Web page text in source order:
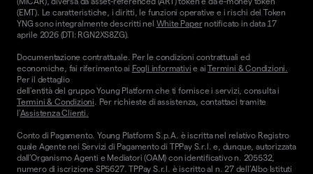
(EMT). Le caratteristiche, i diritti, le funzioni operative e i rischi del Token
YNG sono integralmente descritti nel White Papernotificato in data 17
aprile 2026 (DTI: RGN2XS8ZG).
Documentazione contrattuale. Per le condizioni contrattuali ed
economiche, fai riferimento ai Fogli informativi e aiTermini & Condizioni.
Per il dettaglio
dell'entità del gruppo Young Platform che ti fornisce i servizi, consulta i
Termini & Condizioni. Per richieste di assistenza, contattaci tramite
l'Assistenza Clienti.
Conto di Pagamento. Young Platform S.p.A. è iscritta nel relativo Registro
quale Agente nei Servizi di Pagamento di TPPay S.r.l. e, dunque, autorizzata
dall’Organismo Agenti e Mediatori (OAM) con identificativo n. 205532,
numero di iscrizione SP5627. TPPay S.r.l. è iscritto al n. 27 dell’Albo Istituti